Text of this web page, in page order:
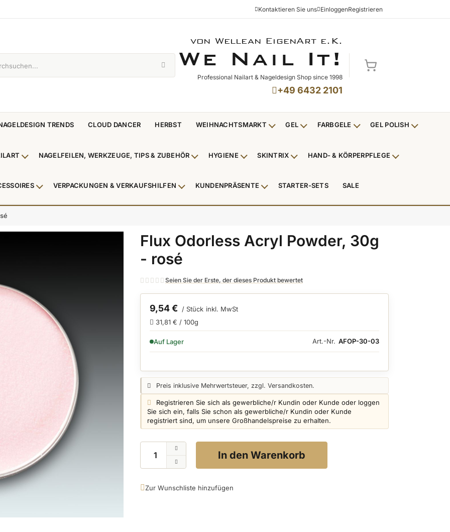
Kontaktieren Sie uns EinloggenRegistrieren
von Wellean EigenArt e.K.
WE NAIL IT!
W E N AIL I T !
Professional Nailart & Nageldesign Shop since 1998
+49 6432 2101
Mein Warenkorb
TRENDS CLOUD DANCER HERBST WEIHNACHTSMARKT Untermenü Weihnachtsmarkt anzeigen
GEL Untermenü Gel anzeigen
FARBGELE Untermenü Farbgele
GEL POLISH
Nagellack & Flüssigkeiten anzeigen
Untermenü NailArt anzeigen
NAGELFEILEN, WERKZEUGE, TIPS & ZUBEHÖR Untermenü Nagelfeilen, Werkzeuge, Tips & Zubehör anzeigen
HYGIENE Untermenü Hygiene anzeigen
SKINTRIX Untermenü Skintrix anzeigen
HAND- & KÖRPERPFLEGE Untermenü
& Zehenringe anzeigen
Untermenü Beauty Accessoires anzeigen
VERPACKUNGEN & VERKAUFSHILFEN Untermenü Verpackungen & Verkaufshilfen anzeigen
KUNDENPRÄSENTE Untermenü Kundenpräsente anzeigen
STARTER-SETS SALE
Flux Odorless Acryl Powder, 30g
- rosé
Seien Sie der Erste, der dieses Produkt bewertet
9,54 € / Stück inkl. MwSt
31,81 € / 100g
VERFÜGBARKEIT:
Auf Lager Art.-Nr. AFOP-30-03
Preisangabe:
Preis inklusive Mehrwertsteuer, zzgl. Versandkosten.
Login info:
Registrieren Sie sich als gewerbliche/r Kundin oder Kunde oder loggen
Sie sich ein, falls Sie schon als gewerbliche/r Kundin oder Kunde
registriert sind, um unsere Großhandelspreise zu erhalten.
In den Warenkorb
Zur Wunschliste hinzufügen